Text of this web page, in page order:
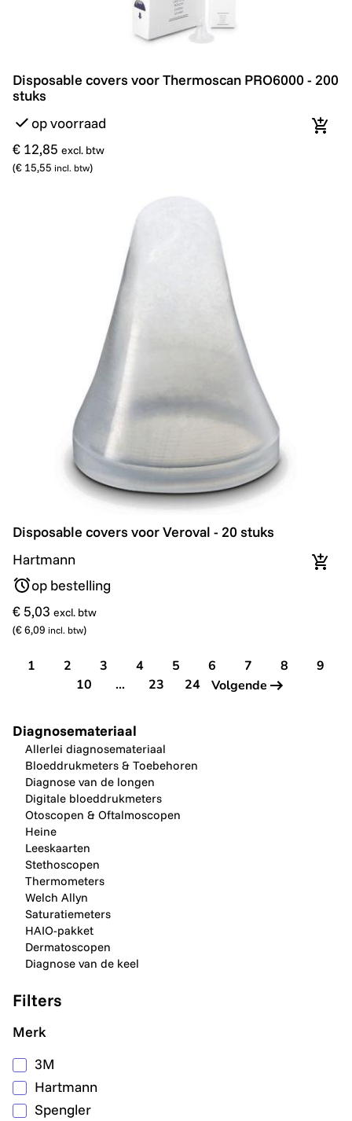
Disposable covers voor Thermoscan PRO6000 - 200
Disposable covers voor Thermoscan PRO6000 - 200
stuks
op voorraad
€ 12,85 excl. btw
(€ 15,55 incl. btw)
In
Disposable covers voor Veroval - 20 stuks
Disposable covers voor Veroval - 20 stuks
Hartmann
op bestelling
€ 5,03 excl. btw
(€ 6,09 incl. btw)
In
1 2 3 4 5 6 7 8
9
10
... 23 24 Volgende
Diagnosemateriaal
Allerlei diagnosemateriaal
Bloeddrukmeters & Toebehoren
Diagnose van de longen
Digitale bloeddrukmeters
Otoscopen & Oftalmoscopen
Heine
Leeskaarten
Stethoscopen
Thermometers
Welch Allyn
Saturatiemeters
HAIO-pakket
Dermatoscopen
Diagnose van de keel
Filters
Merk
3M
Hartmann
Spengler